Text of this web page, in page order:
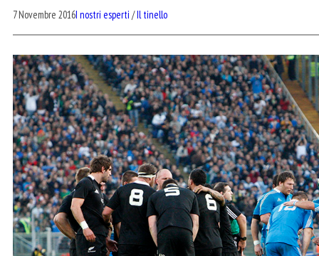
7 Novembre 2016I nostri esperti /Il tinello